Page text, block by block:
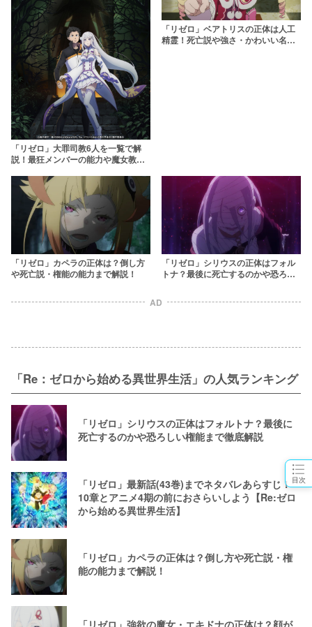
目次
「リゼロ」大罪司教6人を一覧で解
説！最狂メンバーの能力や魔女教の
「リゼロ」ベアトリスの正体は人工
精霊！死亡説や強さ・かわいい名言
「リゼロ」カペラの正体は？倒し方
や死亡説・権能の能力まで解説！
「リゼロ」シリウスの正体はフォル
トナ？最後に死亡するのかや恐ろし
AD
「Re：ゼロから始める異世界生活」の人気ランキング
「リゼロ」シリウスの正体はフォルトナ？最後に
死亡するのかや恐ろしい権能まで徹底解説
「リゼロ」最新話(43巻)までネタバレあらすじ！
10章とアニメ4期の前におさらいしよう【Re:ゼロ
から始める異世界生活】
「リゼロ」カペラの正体は？倒し方や死亡説・権
能の能力まで解説！